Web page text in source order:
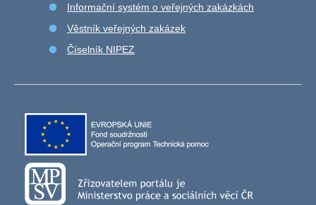
Informační systém o veřejných zakázkách
Věstník veřejných zakázek
Číselník NIPEZ